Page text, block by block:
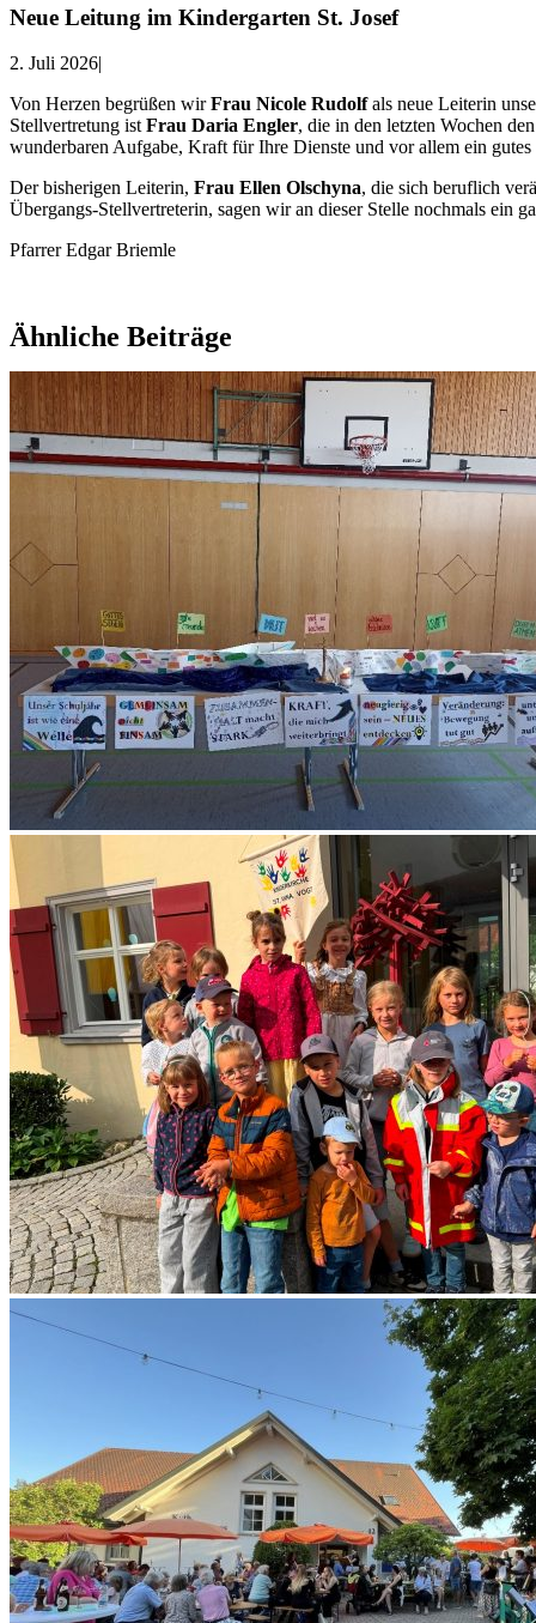
Neue Leitung im Kindergarten St. Josef
2. Juli 2026|
Von Herzen begrüßen wirFrau Nicole Rudolfals neue Leiterin
Stellvertretung istFrau Daria Engler, die in den letzten Wochen
wunderbaren Aufgabe, Kraft für Ihre Dienste und vor allem ein
Der bisherigen Leiterin, Frau Ellen Olschyna, die sich beruflich
Übergangs-Stellvertreterin, sagen wir an dieser Stelle nochmals ein
Pfarrer Edgar Briemle
Ähnliche Beiträge